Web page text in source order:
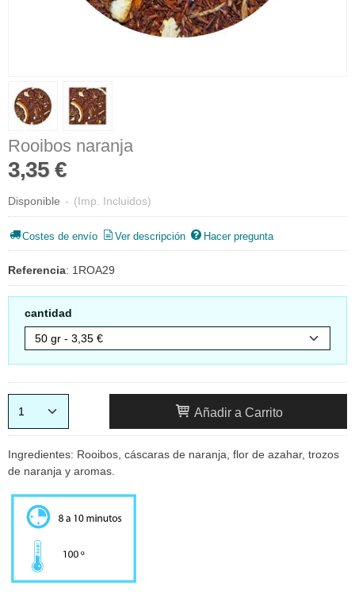
Rooibos naranja
3,35 €
Disponible - (Imp. Incluidos)
Costes de envío Ver descripción Hacer pregunta
Referencia: 1ROA29
cantidad
Añadir a Carrito
Ingredientes: Rooibos, cáscaras de naranja, flor de azahar, trozos
de naranja y aromas.